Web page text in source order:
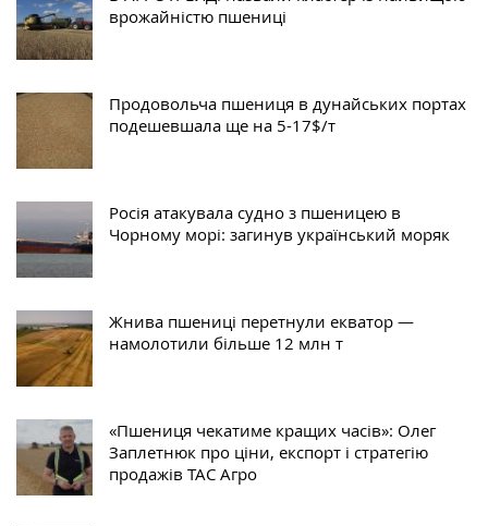
врожайністю пшениці
Продовольча пшениця в дунайських портах
подешевшала ще на 5-17$/т
Росія атакувала судно з пшеницею в
Чорному морі: загинув український моряк
Жнива пшениці перетнули екватор —
намолотили більше 12 млн т
«Пшениця чекатиме кращих часів»: Олег
Заплетнюк про ціни, експорт і стратегію
продажів ТАС Агро